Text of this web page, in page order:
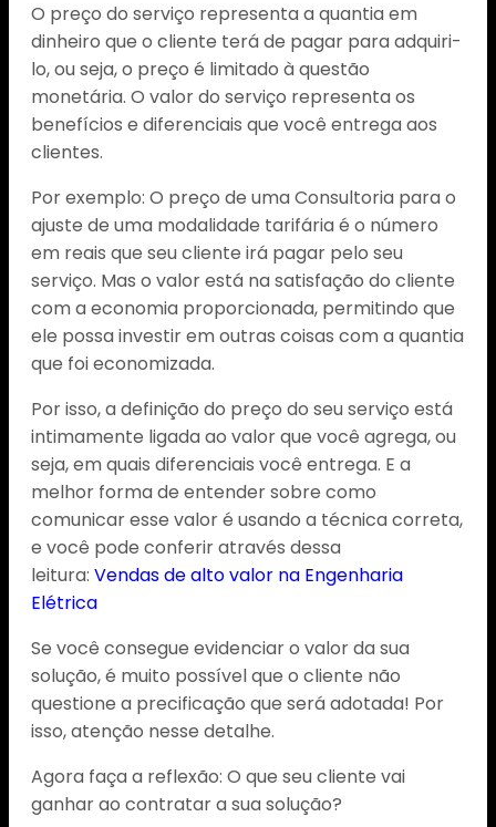
O preço do serviço representa a quantia em
dinheiro que o cliente terá de pagar para adquiri-
lo, ou seja, o preço é limitado à questão
monetária. O valor do serviço representa os
benefícios e diferenciais que você entrega aos
clientes.
Por exemplo: O preço de uma Consultoria para o
ajuste de uma modalidade tarifária é o número
em reais que seu cliente irá pagar pelo seu
serviço. Mas o valor está na satisfação do cliente
com a economia proporcionada, permitindo que
ele possa investir em outras coisas com a quantia
que foi economizada.
Por isso, a definição do preço do seu serviço está
intimamente ligada ao valor que você agrega, ou
seja, em quais diferenciais você entrega. E a
melhor forma de entender sobre como
comunicar esse valor é usando a técnica correta,
e você pode conferir através dessa
leitura: Vendas de alto valor na Engenharia
Elétrica
Se você consegue evidenciar o valor da sua
solução, é muito possível que o cliente não
questione a precificação que será adotada! Por
isso, atenção nesse detalhe.
Agora faça a reflexão: O que seu cliente vai
ganhar ao contratar a sua solução?